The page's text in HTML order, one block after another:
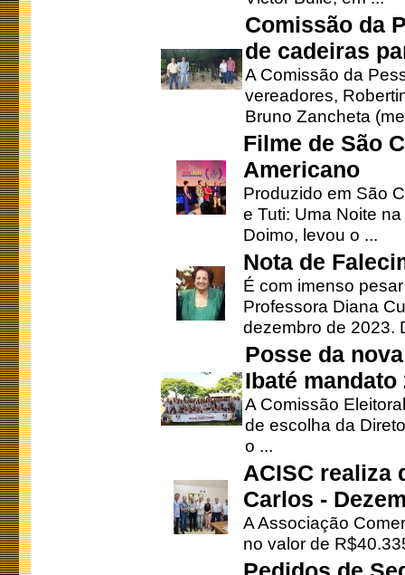
Comissão da
de cadeiras
A Comissão da
vereadores,
Bruno Zancheta
Filme de São
Americano
Produzido em São
e Tuti: Uma Noite
Doimo, levou o ...
Nota de
É com imenso
Professora Diana
dezembro de 2023.
Posse da
Ibaté mandato
A Comissão
de escolha da
o ...
ACISC realiza
Carlos -
A Associação
no valor de